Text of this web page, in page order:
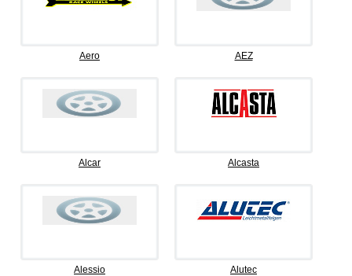
Aero AEZ
Alcar Alcasta
Alessio Alutec